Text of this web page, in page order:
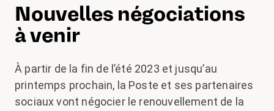
Nouvelles négociations
à venir
À partir de la fin de l’été 2023 et jusqu’au
printemps prochain, la Poste et ses partenaires
sociaux vont négocier le renouvellement de la